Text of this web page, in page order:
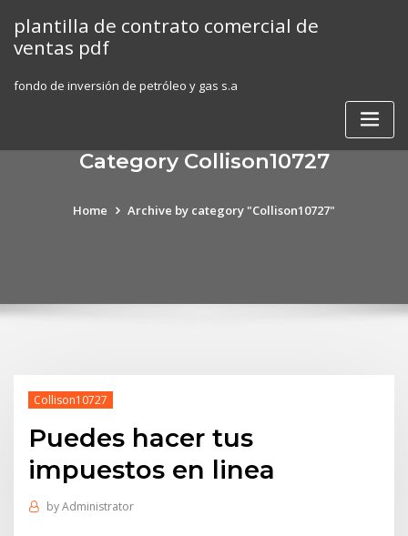
content
plantilla de contrato comercial de
ventas pdf
fondo de inversión de petróleo y gas s.a
Category Collison10727
Home Archive by category "Collison10727"
Collison10727
Puedes hacer tus
impuestos en linea
byAdministrator